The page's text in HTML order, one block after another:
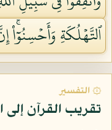
ٱلتَّهۡلُكَةِ وَأَحۡسِنُوٓاْۚ
۞ التفسير
تقريب القرآن إلى